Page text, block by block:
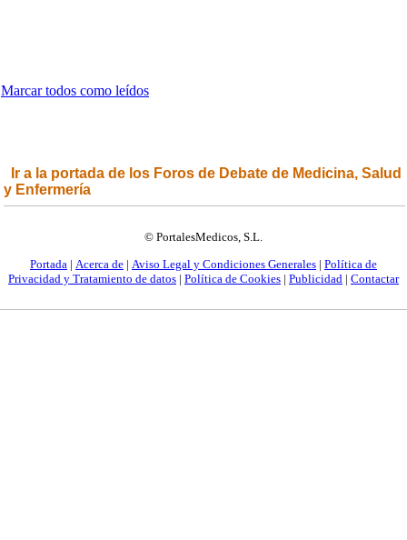
Marcar todos como leídos
Ir a la portada de los Foros de Debate de Medicina, Salud
y Enfermería
© PortalesMedicos, S.L.
Portada | Acerca de | Aviso Legal y Condiciones Generales | Política de
Privacidad y Tratamiento de datos | Política de Cookies | Publicidad | Contactar